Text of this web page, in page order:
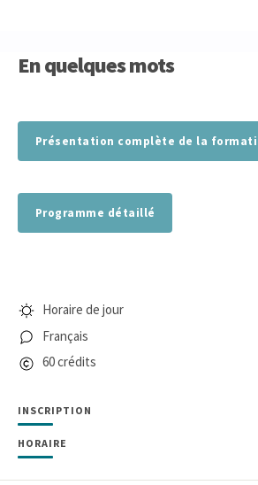
En quelques mots
Présentation complète de la
Programme détaillé
Horaire de jour
Français
60 crédits
INSCRIPTION
HORAIRE